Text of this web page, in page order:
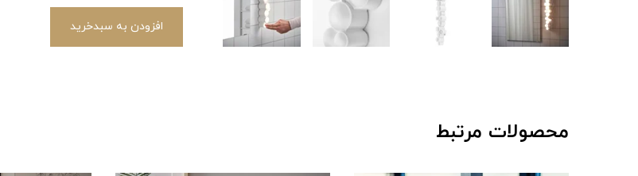
افزودن به سبدخرید
محصولات مرتبط